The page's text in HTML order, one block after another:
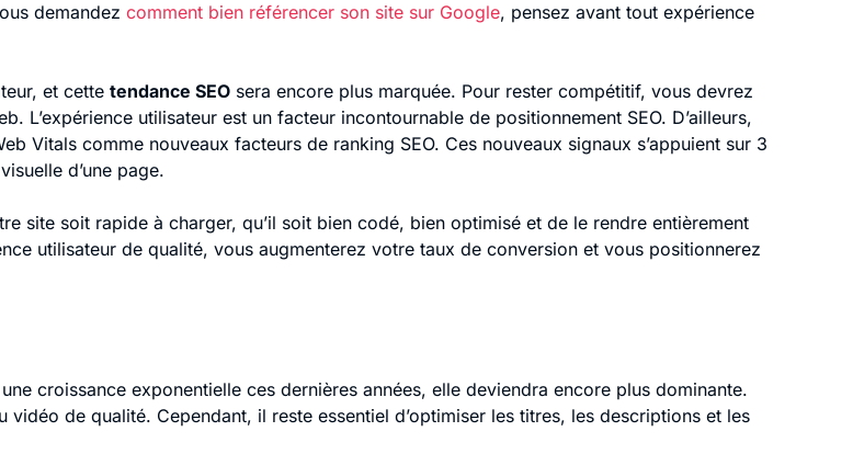
demandez comment bien référencer son site sur Google, pensez avant tout expérience
et cette tendance SEO sera encore plus marquée. Pour rester compétitif, vous devrez
utilisateur est un facteur incontournable de positionnement SEO. D’ailleurs,
Vitals comme nouveaux facteurs de ranking SEO. Ces nouveaux signaux s’appuient sur 3
d’une page.
site soit rapide à charger, qu’il soit bien codé, bien optimisé et de le rendre entièrement
utilisateur de qualité, vous augmenterez votre taux de conversion et vous positionnerez
croissance exponentielle ces dernières années, elle deviendra encore plus dominante.
de qualité. Cependant, il reste essentiel d’optimiser les titres, les descriptions et les